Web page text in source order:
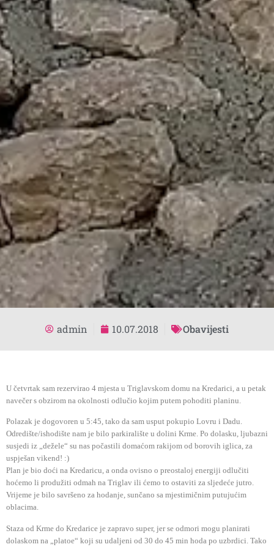
admin 10.07.2018 Obavijesti
U četvrtak sam rezervirao 4 mjesta u Triglavskom domu na Kredarici, a u petak
navečer s obzirom na okolnosti odlučio kojim putem pohoditi planinu.
Polazak je dogovoren u 5:45, tako da sam usput pokupio Lovru i Dadu.
Odredište/ishodište nam je bilo parkiralište u dolini Krme. Po dolasku, ljubazni
susjedi iz „dežele“ su nas počastili domaćom rakijom od borovih iglica, za
uspješan vikend! :)
Plan je bio doći na Kredaricu, a onda ovisno o preostaloj energiji odlučiti
hoćemo li produžiti odmah na Triglav ili ćemo to ostaviti za sljedeće jutro.
Vrijeme je bilo savršeno za hodanje, sunčano sa mjestimičnim putujućim
oblacima.
Staza od Krme do Kredarice je zapravo super, jer se odmori mogu planirati
dolaskom na „platoe“ koji su udaljeni od 30 do 45 min hoda po uzbrdici. Tako